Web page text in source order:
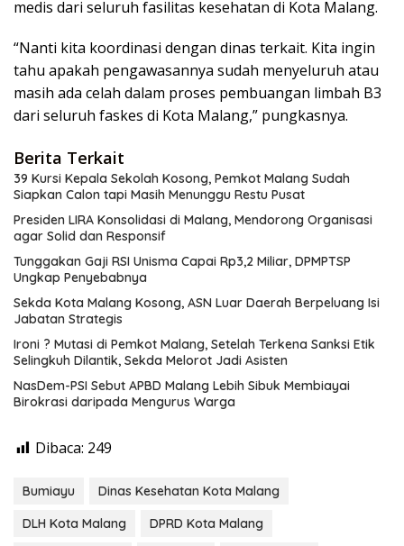
medis dari seluruh fasilitas kesehatan di Kota Malang.
“Nanti kita koordinasi dengan dinas terkait. Kita ingin
tahu apakah pengawasannya sudah menyeluruh atau
masih ada celah dalam proses pembuangan limbah B3
dari seluruh faskes di Kota Malang,” pungkasnya.
Berita Terkait
39 Kursi Kepala Sekolah Kosong, Pemkot Malang Sudah
Siapkan Calon tapi Masih Menunggu Restu Pusat
Presiden LIRA Konsolidasi di Malang, Mendorong Organisasi
agar Solid dan Responsif
Tunggakan Gaji RSI Unisma Capai Rp3,2 Miliar, DPMPTSP
Ungkap Penyebabnya
Sekda Kota Malang Kosong, ASN Luar Daerah Berpeluang Isi
Jabatan Strategis
Ironi ? Mutasi di Pemkot Malang, Setelah Terkena Sanksi Etik
Selingkuh Dilantik, Sekda Melorot Jadi Asisten
NasDem-PSI Sebut APBD Malang Lebih Sibuk Membiayai
Birokrasi daripada Mengurus Warga
Dibaca: 249
Bumiayu
Dinas Kesehatan Kota Malang
DLH Kota Malang
DPRD Kota Malang